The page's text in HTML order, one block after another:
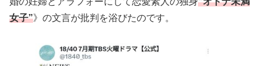
女子”》の文言が批判を浴びたのです。